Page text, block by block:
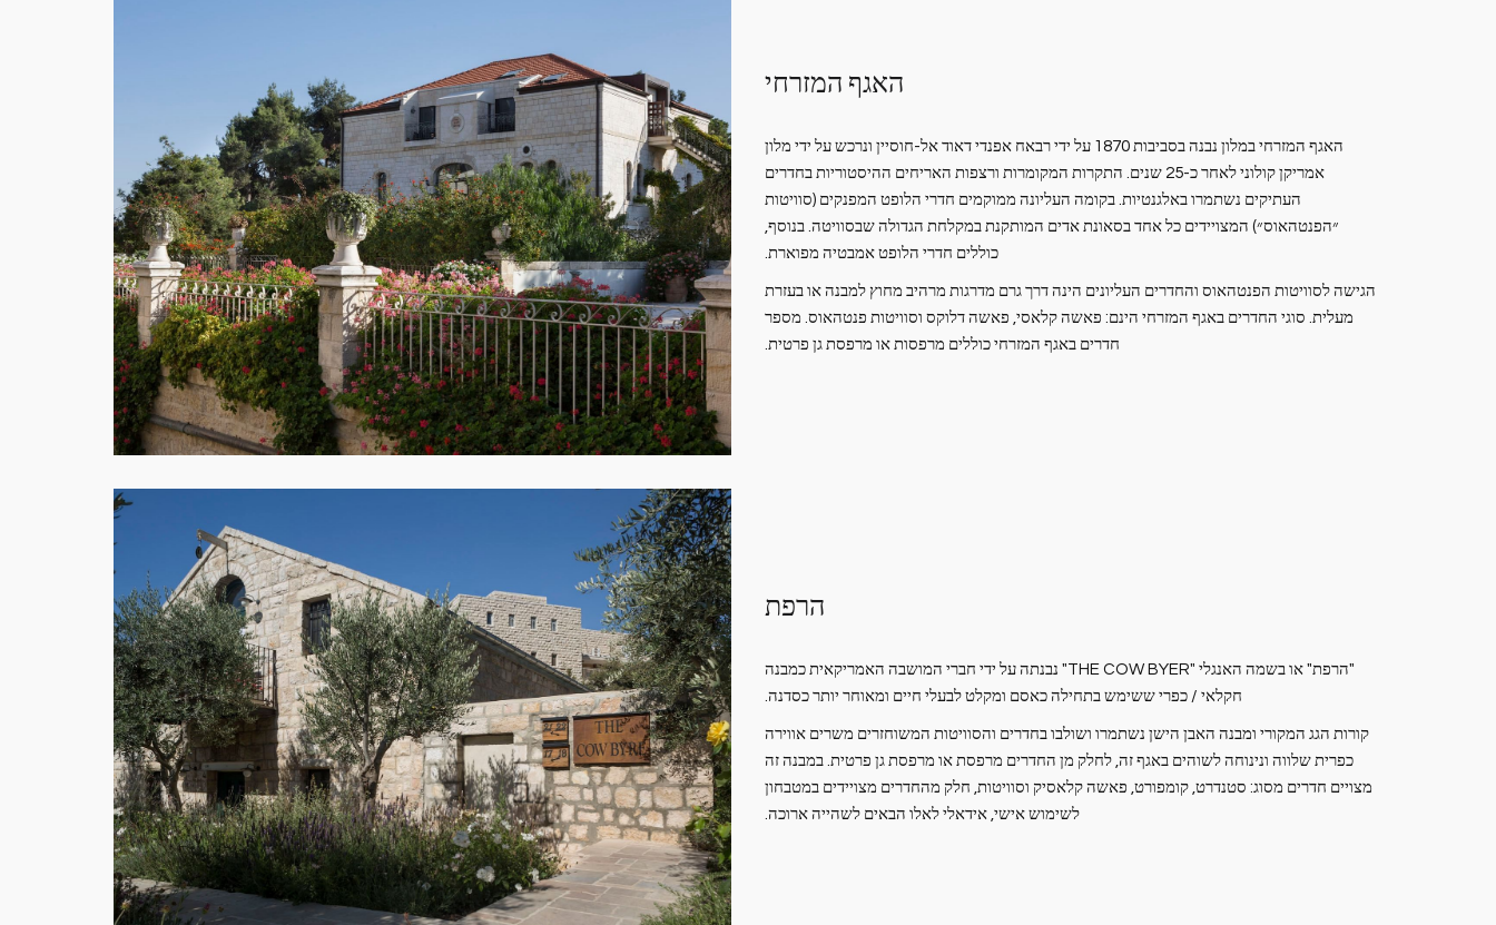
האגף המזרחי
האגף המזרחי במלון נבנה בסביבות 1870 על ידי רבאח אפנדי דאוד אל-חוסיין ונרכש על ידי מלון
אמריקן קולוני לאחר כ-25 שנים. התקרות המקומרות ורצפות האריחים ההיסטוריות בחדרים
העתיקים נשתמרו באלגנטיות. בקומה העליונה ממוקמים חדרי הלופט המפנקים (סוויטות
״הפנטהאוס״) המצויידים כל אחד בסאונת אדים המותקנת במקלחת הגדולה שבסוויטה. בנוסף,
כוללים חדרי הלופט אמבטיה מפוארת.
הגישה לסוויטות הפנטהאוס והחדרים העליונים הינה דרך גרם מדרגות מרהיב מחוץ למבנה או בעזרת
מעלית. סוגי החדרים באגף המזרחי הינם: פאשה קלאסי, פאשה דלוקס וסוויטות פנטהאוס. מספר
חדרים באגף המזרחי כוללים מרפסות או מרפסת גן פרטית.
הרפת
"הרפת" או בשמה האנגלי "THE COW BYER" נבנתה על ידי חברי המושבה האמריקאית כמבנה
חקלאי / כפרי ששימש בתחילה כאסם ומקלט לבעלי חיים ומאוחר יותר כסדנה.
קורות הגג המקורי ומבנה האבן הישן נשתמרו ושולבו בחדרים והסוויטות המשוחזרים משרים אווירה
כפרית שלווה ונינוחה לשוהים באגף זה, לחלק מן החדרים מרפסת או מרפסת גן פרטית. במבנה זה
מצויים חדרים מסוג: סטנדרט, קומפורט, פאשה קלאסיק וסוויטות, חלק מהחדרים מצויידים במטבחון
לשימוש אישי, אידאלי לאלו הבאים לשהייה ארוכה.